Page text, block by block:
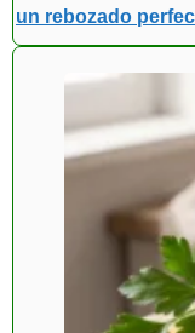
un rebozado